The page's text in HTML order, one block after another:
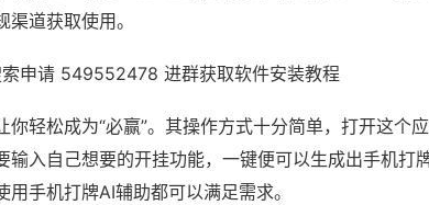
道获取使用。
申请 549552478 进群获取软件安装教程
你轻松成为“必赢”。其操作方式十分简单，打开这个
输入自己想要的开挂功能，一键便可以生成出手机打
手机打牌AI辅助都可以满足需求。